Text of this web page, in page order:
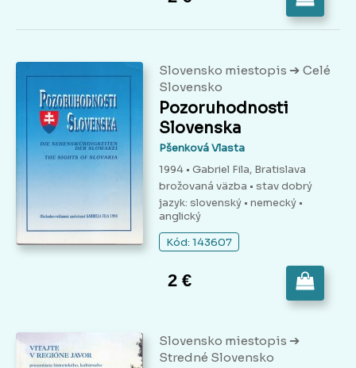
Slovensko miestopis ➔ Celé
Slovensko
Pozoruhodnosti
Slovenska
Pšenková Vlasta
1994 • Gabriel Fila, Bratislava
brožovaná väzba • stav dobrý
jazyk: slovenský • nemecký •
anglický
Kód: 143607
2 €
Slovensko miestopis ➔
Stredné Slovensko